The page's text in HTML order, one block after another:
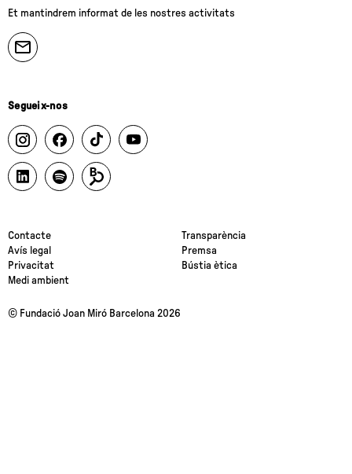
Et mantindrem informat de les nostres activitats
Segueix-nos
Contacte
Avís legal
Privacitat
Medi ambient
Transparència
Premsa
Bústia ètica
© Fundació Joan Miró Barcelona 2026